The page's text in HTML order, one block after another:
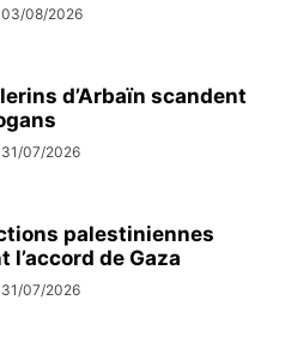
03/08/2026
d’Arbaïn scandent
31/07/2026
palestiniennes
l’accord de Gaza
31/07/2026